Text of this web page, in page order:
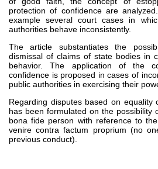
protection of confidence are
example several court cases in
authorities behave inconsistently.
The article substantiates the
dismissal of claims of state bodies in
behavior. The application of the
confidence is proposed in cases of
public authorities in exercising their
Regarding disputes based on equality
has been formulated on the possibility
bona fide person with reference to
venire contra factum proprium (no
previous conduct).